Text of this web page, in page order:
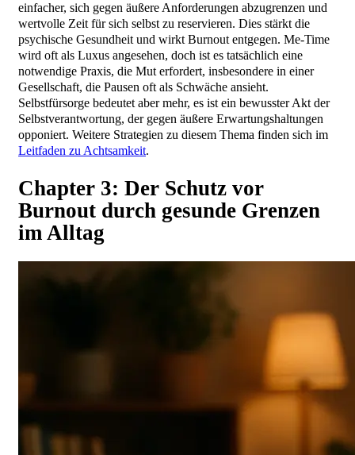
einfacher, sich gegen äußere Anforderungen abzugrenzen und
wertvolle Zeit für sich selbst zu reservieren. Dies stärkt die
psychische Gesundheit und wirkt Burnout entgegen. Me-Time
wird oft als Luxus angesehen, doch ist es tatsächlich eine
notwendige Praxis, die Mut erfordert, insbesondere in einer
Gesellschaft, die Pausen oft als Schwäche ansieht.
Selbstfürsorge bedeutet aber mehr, es ist ein bewusster Akt der
Selbstverantwortung, der gegen äußere Erwartungshaltungen
opponiert. Weitere Strategien zu diesem Thema finden sich im
Leitfaden zu Achtsamkeit.
Chapter 3: Der Schutz vor
Burnout durch gesunde Grenzen
im Alltag